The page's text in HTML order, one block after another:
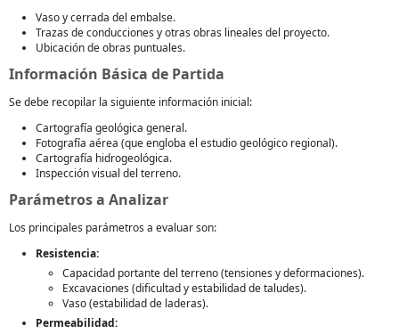
Vaso y cerrada del embalse.
Trazas de conducciones y otras obras lineales del proyecto.
Ubicación de obras puntuales.
Información Básica de Partida
Se debe recopilar la siguiente información inicial:
Cartografía geológica general.
Fotografía aérea (que engloba el estudio geológico regional).
Cartografía hidrogeológica.
Inspección visual del terreno.
Parámetros a Analizar
Los principales parámetros a evaluar son:
Resistencia:
Capacidad portante del terreno (tensiones y deformaciones).
Excavaciones (dificultad y estabilidad de taludes).
Vaso (estabilidad de laderas).
Permeabilidad: